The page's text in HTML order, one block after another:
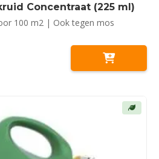
Concentraat (225 ml)
100 m2 | Ook tegen mos